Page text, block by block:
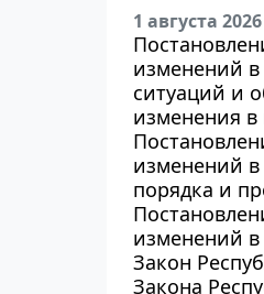
1 августа 2026
изменений
ситуаций и
изменения в
изменений в
порядка и
изменений в
Закон
Закона